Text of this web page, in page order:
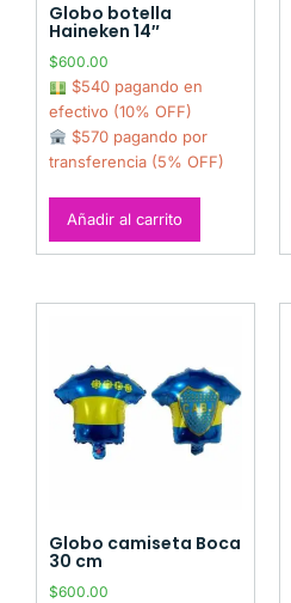
Globo botella
Haineken 14″
$600.00
$540 pagando en
efectivo (10% OFF)
$570 pagando por
transferencia (5% OFF)
Añadir al carrito
Globo camiseta Boca
30 cm
$600.00